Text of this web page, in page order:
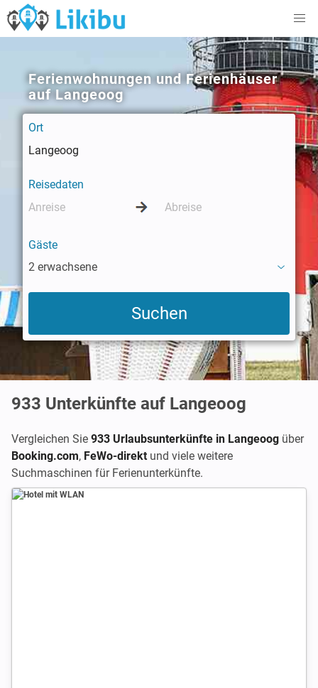
Ferienwohnungen und Ferienhäuser
auf Langeoog
Ort
Reisedaten
Gäste
2 erwachsene
933 Unterkünfte auf Langeoog
Vergleichen Sie 933 Urlaubsunterkünfte in Langeoog über
Booking.com, FeWo-direkt und viele weitere
Suchmaschinen für Ferienunterkünfte.